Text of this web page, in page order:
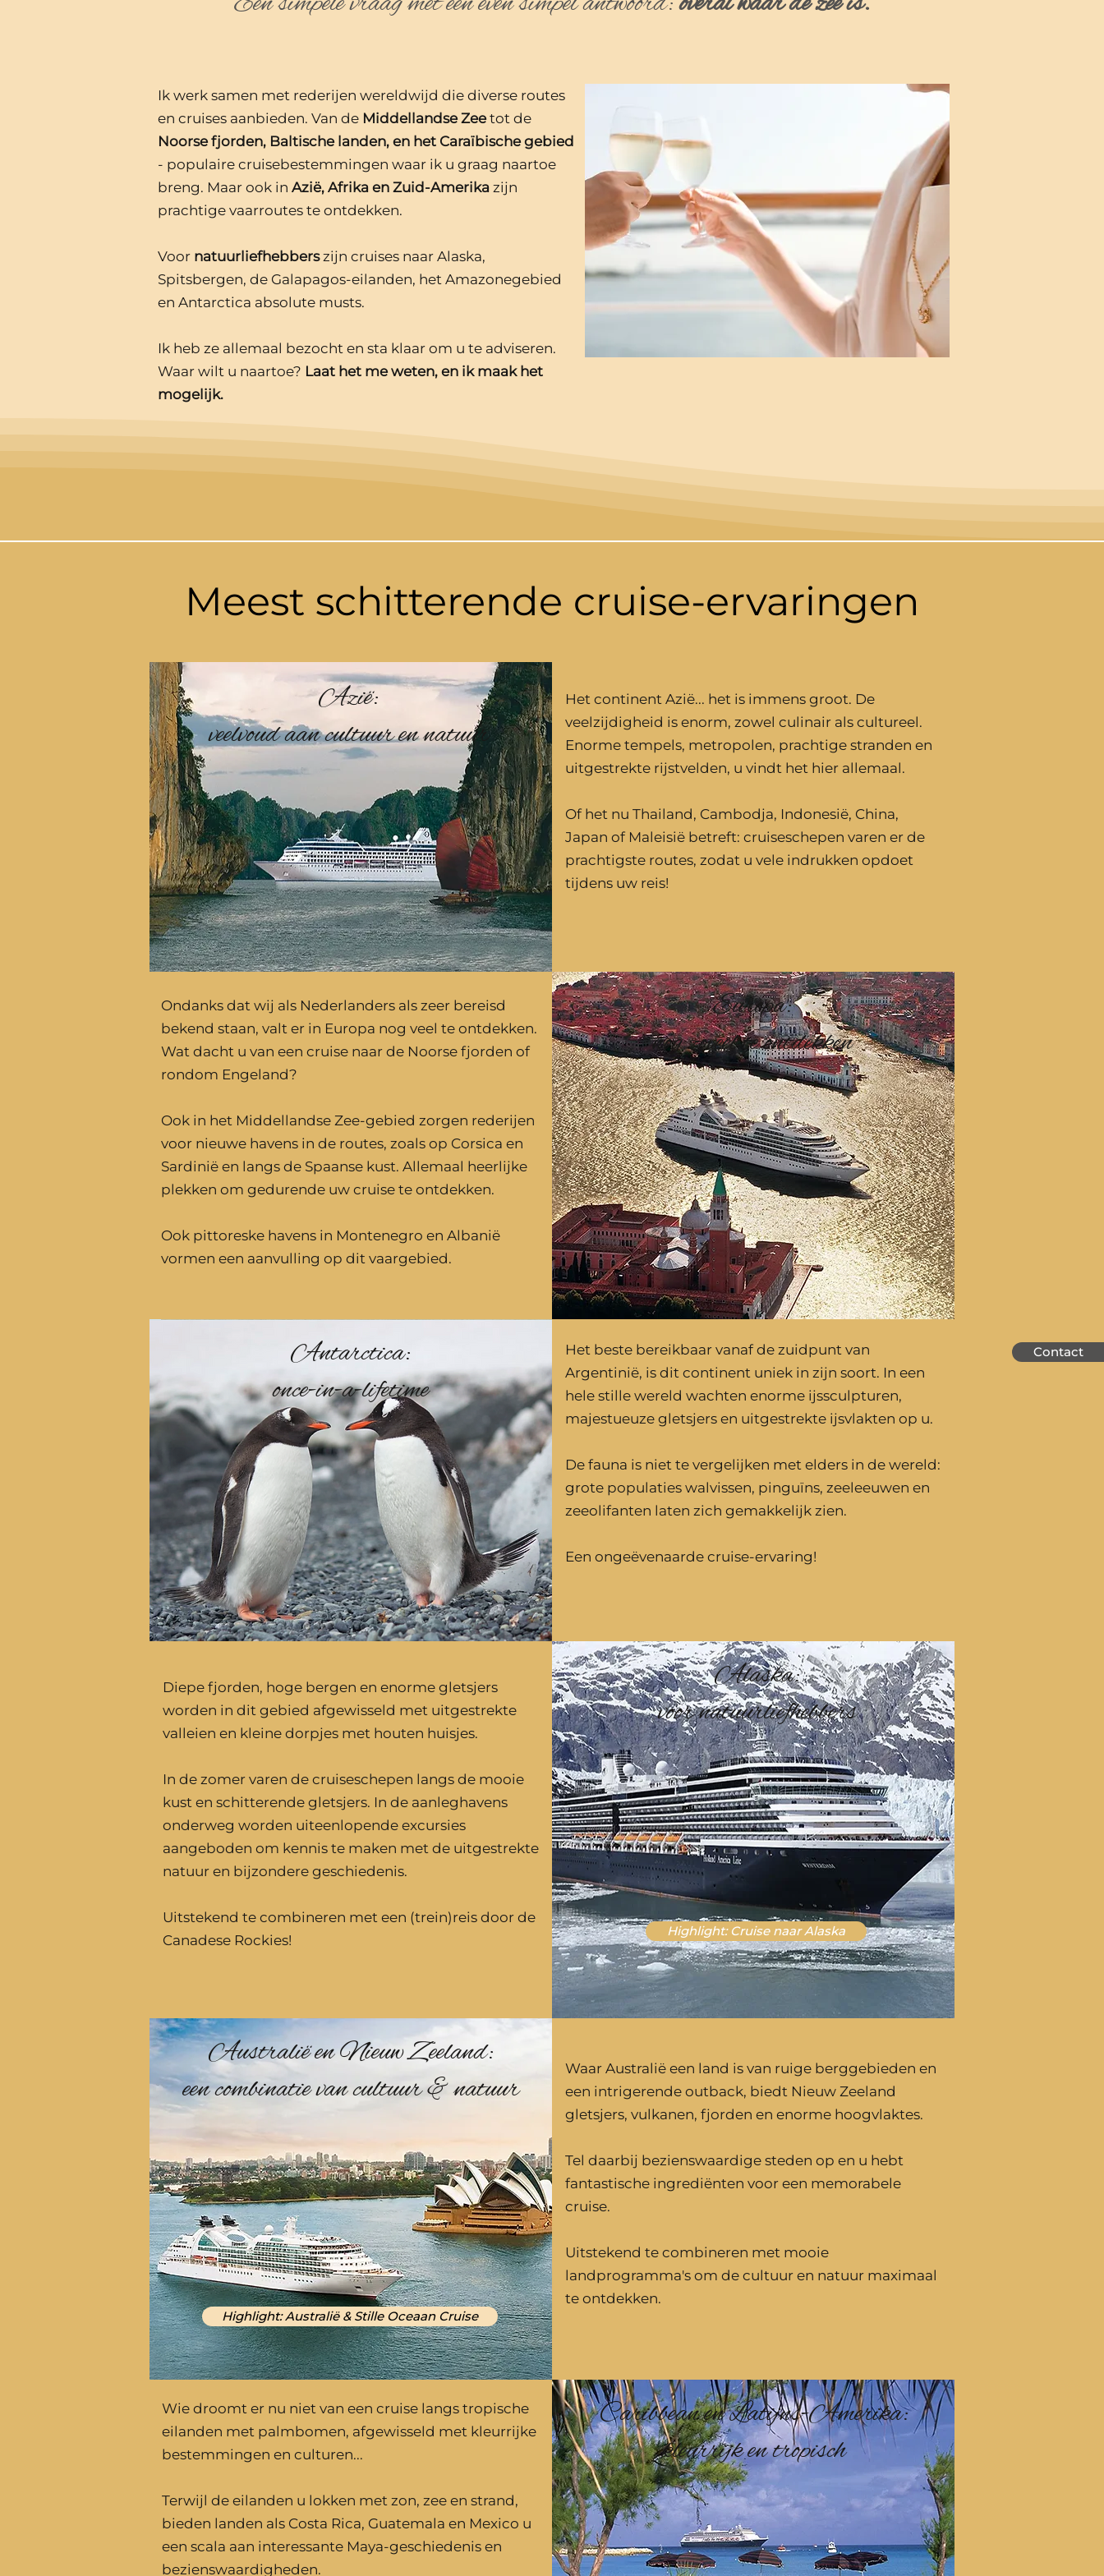
Contact
Ik werk samen met rederijen wereldwijd die diverse routes
en cruises aanbieden. Van de Middellandse Zeetot de
Noorse fjorden, Baltische landen, en het Caraïbische gebied
- populaire cruisebestemmingen waar ik u graag naartoe
breng. Maar ook in Azië, Afrika en Zuid-Amerika zijn
prachtige vaarroutes te ontdekken.
Voor natuurliefhebberszijn cruises naar Alaska,
Spitsbergen, de Galapagos-eilanden, het Amazonegebied
en Antarctica absolute musts.
Ik heb ze allemaal bezocht en sta klaar om u te adviseren.
Waar wilt u naartoe? Laat het me weten, en ik maak het
mogelijk.
Meest schitterende cruise-ervaringen
Azië:
veelvoud aan cultuur en natuur
Het continent Azië... het is immens groot. De
veelzijdigheid is enorm, zowel culinair als cultureel.
Enorme tempels, metropolen, prachtige stranden en
uitgestrekte rijstvelden, u vindt het hier allemaal.
Of het nu Thailand, Cambodja, Indonesië, China,
Japan of Maleisië betreft: cruiseschepen varen er de
prachtigste routes, zodat u vele indrukken opdoet
tijdens uw reis!
Ondanks dat wij als Nederlanders als zeer bereisd
bekend staan, valt er in Europa nog veel te ontdekken.
Wat dacht u van een cruise naar de Noorse fjorden of
rondom Engeland?
Ook in het Middellandse Zee-gebied zorgen rederijen
voor nieuwe havens in de routes, zoals op Corsica en
Sardinië en langs de Spaanse kust. Allemaal heerlijke
plekken om gedurende uw cruise te ontdekken.
Ook pittoreske havens in Montenegro en Albanië
vormen een aanvulling op dit vaargebied.
Europa:
nog zoveel te ontdekken
Antarctica:
once-in-a-lifetime
Het beste bereikbaar vanaf de zuidpunt van
Argentinië, is dit continent uniek in zijn soort. In een
hele stille wereld wachten enorme ijssculpturen,
majestueuze gletsjers en uitgestrekte ijsvlakten op u.
De fauna is niet te vergelijken met elders in de wereld:
grote populaties walvissen, pinguïns, zeeleeuwen en
zeeolifanten laten zich gemakkelijk zien.
Een ongeëvenaarde cruise-ervaring!
Diepe fjorden, hoge bergen en enorme gletsjers
worden in dit gebied afgewisseld met uitgestrekte
valleien en kleine dorpjes met houten huisjes.
In de zomer varen de cruiseschepen langs de mooie
kust en schitterende gletsjers. In de aanleghavens
onderweg worden uiteenlopende excursies
aangeboden om kennis te maken met de uitgestrekte
natuur en bijzondere geschiedenis.
Uitstekend te combineren met een (trein)reis door de
Canadese Rockies!
Alaska:
voor natuurliefhebbers
Highlight: Cruise naar Alaska
Australië en Nieuw Zeeland:
een combinatie van cultuur & natuur
Highlight: Australië & Stille Oceaan Cruise
Waar Australië een land is van ruige berggebieden en
een intrigerende outback, biedt Nieuw Zeeland
gletsjers, vulkanen, fjorden en enorme hoogvlaktes.
Tel daarbij bezienswaardige steden op en u hebt
fantastische ingrediënten voor een memorabele
cruise.
Uitstekend te combineren met mooie
landprogramma's om de cultuur en natuur maximaal
te ontdekken.
Wie droomt er nu niet van een cruise langs tropische
eilanden met palmbomen, afgewisseld met kleurrijke
bestemmingen en culturen...
Terwijl de eilanden u lokken met zon, zee en strand,
bieden landen als Costa Rica, Guatemala en Mexico u
een scala aan interessante Maya-geschiedenis en
bezienswaardigheden.
Caribbean en Latijns-Amerika:
kleurrijk en tropisch